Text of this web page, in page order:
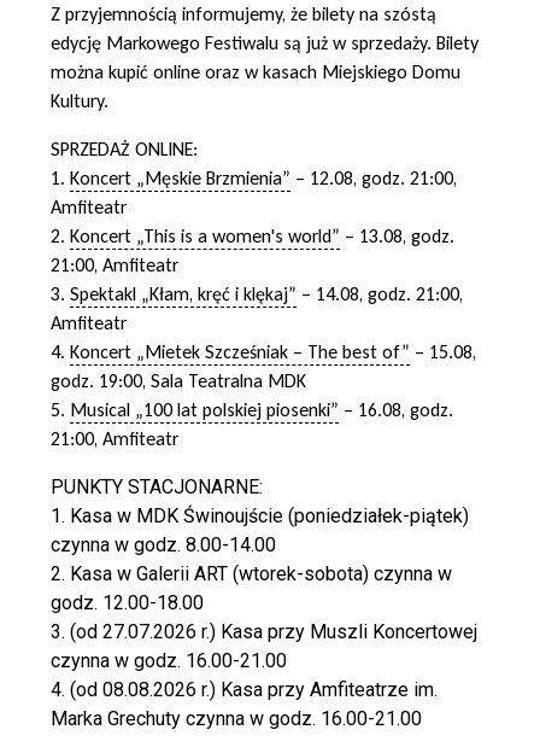
Z przyjemnością informujemy, że bilety na szóstą
edycję Markowego Festiwalu są już w sprzedaży. Bilety
można kupić online oraz w kasach Miejskiego Domu
Kultury.
SPRZEDAŻ ONLINE:
1. Koncert „Męskie Brzmienia” – 12.08, godz. 21:00,
Amfiteatr
2. Koncert „This is a women's world” – 13.08, godz.
21:00, Amfiteatr
3. Spektakl „Kłam, kręć i klękaj” – 14.08, godz. 21:00,
Amfiteatr
4. Koncert „Mietek Szcześniak – The best of” – 15.08,
godz. 19:00, Sala Teatralna MDK
5. Musical „100 lat polskiej piosenki” – 16.08, godz.
21:00, Amfiteatr
PUNKTY STACJONARNE:
1. Kasa w MDK Świnoujście (poniedziałek-piątek)
czynna w godz. 8.00-14.00
2. Kasa w Galerii ART (wtorek-sobota) czynna w
godz. 12.00-18.00
3. (od 27.07.2026 r.) Kasa przy Muszli Koncertowej
czynna w godz. 16.00-21.00
4. (od 08.08.2026 r.) Kasa przy Amfiteatrze im.
Marka Grechuty czynna w godz. 16.00-21.00